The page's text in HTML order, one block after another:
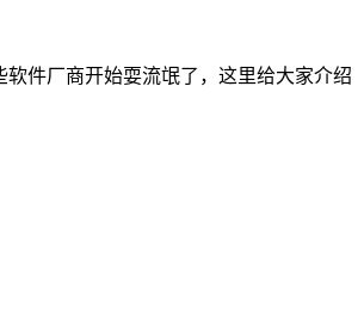
件厂商开始耍流氓了，这里给大家介绍